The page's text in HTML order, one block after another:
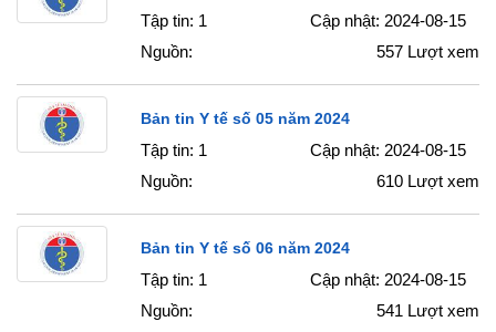
Tập tin: 1
Cập nhật: 2024-08-15
Nguồn:
557 Lượt xem
Bản tin Y tế số 05 năm 2024
Tập tin: 1
Cập nhật: 2024-08-15
Nguồn:
610 Lượt xem
Bản tin Y tế số 06 năm 2024
Tập tin: 1
Cập nhật: 2024-08-15
Nguồn:
541 Lượt xem